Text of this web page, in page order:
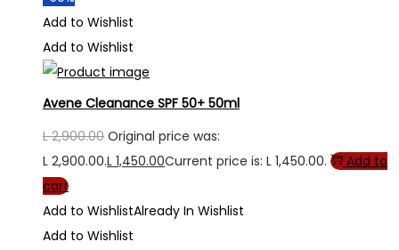
Add to Wishlist
Add to Wishlist
Avene Cleanance SPF 50+ 50ml
L2,900.00 Original price was:
L 2,900.00.L 1,450.00Current price is: L 1,450.00.
Add to
cart
Add to WishlistAlready In Wishlist
Add to Wishlist